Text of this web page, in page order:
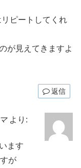
ピートしてくれ
が見えてきますよ
返信
より:
ます
が